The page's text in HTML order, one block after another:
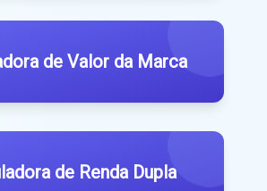
de Valor da Marca
de Renda Dupla